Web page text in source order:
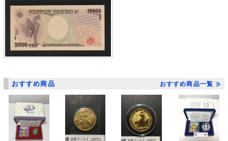
おすすめ商品 おすすめ商品一覧